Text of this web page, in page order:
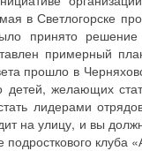
в Светлогорске
принято решение
примерный
прошло в
детей, желающих
лидерами
на улицу, и вы
клуба